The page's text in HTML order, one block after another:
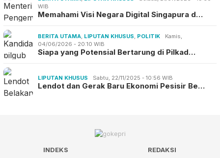
WIB
Memahami Visi Negara Digital Singapura d…
BERITA UTAMA, LIPUTAN KHUSUS, POLITIK
Kamis,
04/06/2026 - 20:10 WIB
Siapa yang Potensial Bertarung di Pilkad…
LIPUTAN KHUSUS Sabtu, 22/11/2025 - 10:56 WIB
Lendot dan Gerak Baru Ekonomi Pesisir Be…
INDEKS
REDAKSI